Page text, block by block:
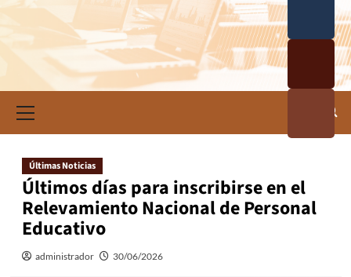
Últimas Noticias
Últimos días para inscribirse en el
Relevamiento Nacional de Personal
Educativo
administrador 30/06/2026
Profesio
a
Investig
Educativ